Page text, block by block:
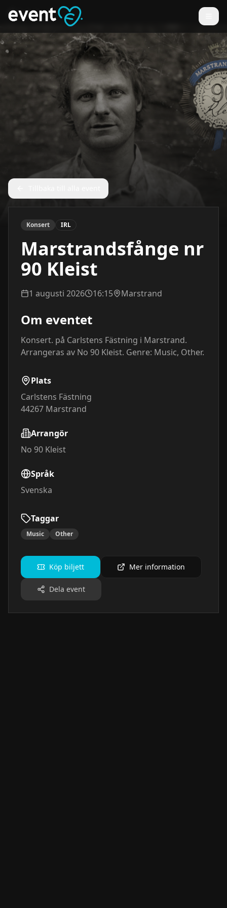
Konsert IRL
Marstrandsfånge nr
90 Kleist
1 augusti 2026 16:15 Marstrand
Om eventet
Konsert. på Carlstens Fästning i Marstrand.
Arrangeras av No 90 Kleist. Genre: Music, Other.
Plats
Carlstens Fästning
44267 Marstrand
Arrangör
No 90 Kleist
Språk
Svenska
Taggar
Music Other
Köp biljett Mer information
Dela event